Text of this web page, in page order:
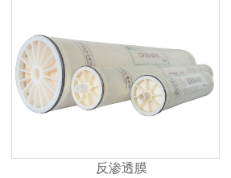
反渗透膜